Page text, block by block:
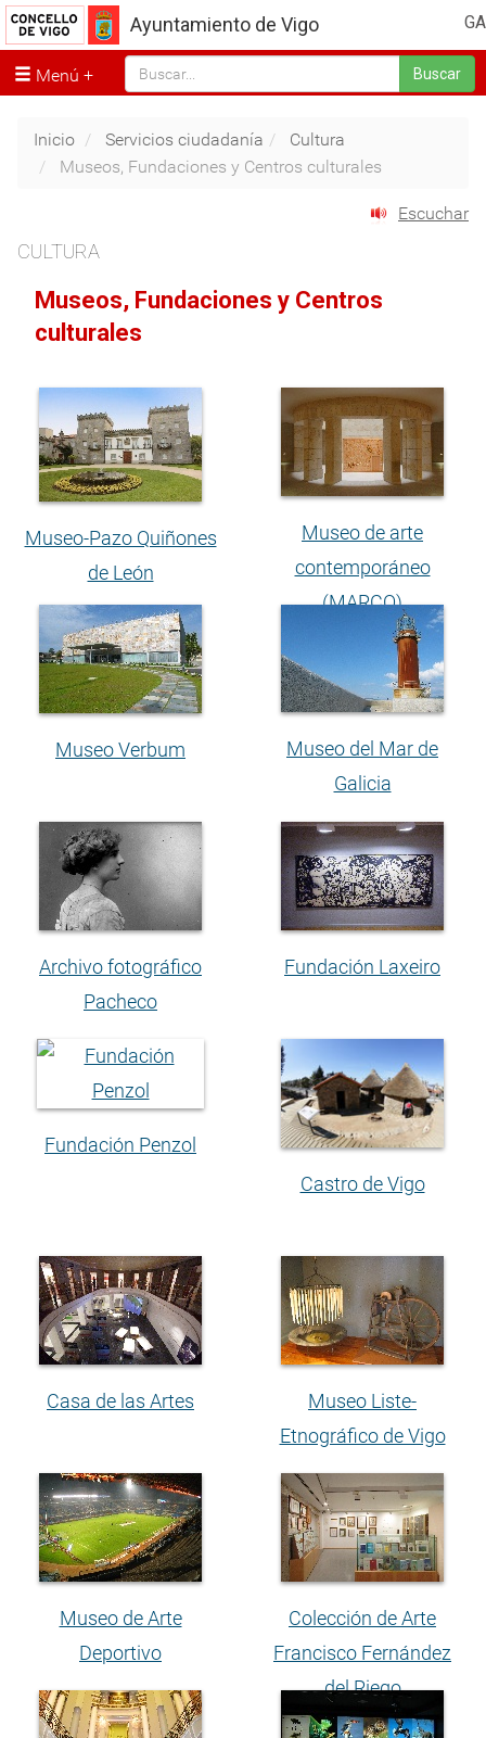
GA
Ayuntamiento de Vigo
Menú Buscar
Inicio Servicios ciudadanía
Cultura
Museos, Fundaciones y Centros culturales
Escuchar
CULTURA
Museos, Fundaciones y Centros
culturales
Museo-Pazo Quiñones
de León
Museo de arte
contemporáneo
(MARCO)
Museo Verbum
Museo del Mar de
Galicia
Archivo fotográfico
Pacheco
Fundación Laxeiro
Fundación Penzol
Castro de Vigo
Casa de las Artes
Museo Liste-
Etnográfico de Vigo
Museo de Arte
Deportivo
Colección de Arte
Francisco Fernández
del Riego